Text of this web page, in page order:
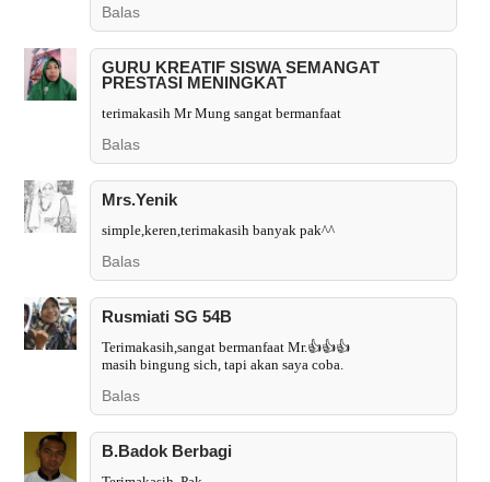
Balas
GURU KREATIF SISWA SEMANGAT
PRESTASI MENINGKAT
terimakasih Mr Mung sangat bermanfaat
Balas
Mrs.Yenik
simple,keren,terimakasih banyak pak^^
Balas
Rusmiati SG 54B
Terimakasih,sangat bermanfaat Mr.👍👍👍
masih bingung sich, tapi akan saya coba.
Balas
B.Badok Berbagi